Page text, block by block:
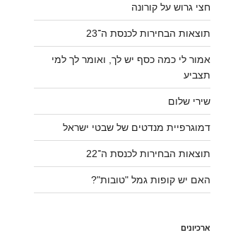
חצי גרוש על קורונה
תוצאות הבחירות לכנסת ה־23
אמור לי כמה כסף יש לך, ואומר לך למי
תצביע
שירי שלום
דמוגרפיית מנדטים של שבטי ישראל
תוצאות הבחירות לכנסת ה־22
האם יש קופות גמל "טובות"?
ארכיונים